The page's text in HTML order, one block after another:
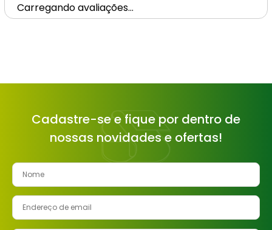
Carregando avaliações…
Cadastre-se e fique por dentro de
nossas novidades e ofertas!